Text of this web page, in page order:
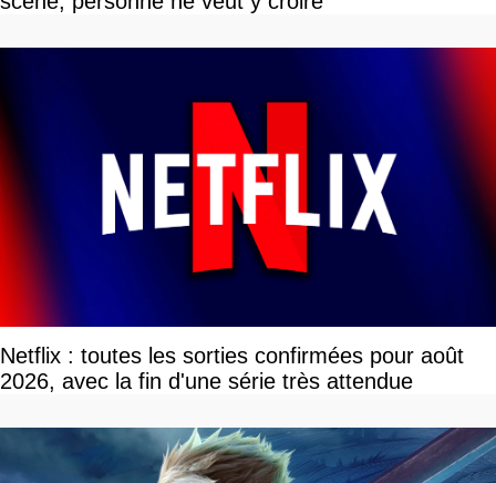
Netflix : toutes les sorties confirmées pour août
2026, avec la fin d'une série très attendue